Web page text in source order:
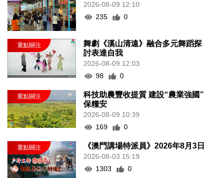
2026-08-09 12:10
235
0
舞劇《溪山清遠》融合多元舞蹈探
討表達自我
2026-08-09 12:03
98
0
科技助農豐收提質 建設“農業強國”
保糧安
2026-08-09 10:39
169
0
《澳門講場特派員》2026年8月3日
2026-08-03 15:19
1303
0